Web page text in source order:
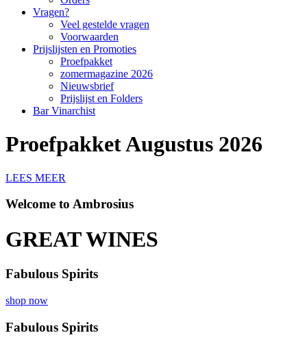
Vragen?
Veel gestelde vragen
Voorwaarden
Prijslijsten en Promoties
Proefpakket
zomermagazine 2026
Nieuwsbrief
Prijslijst en Folders
Bar Vinarchist
Proefpakket Augustus 2026
LEES MEER
Welcome to Ambrosius
GREAT WINES
Fabulous Spirits
shop now
Fabulous Spirits